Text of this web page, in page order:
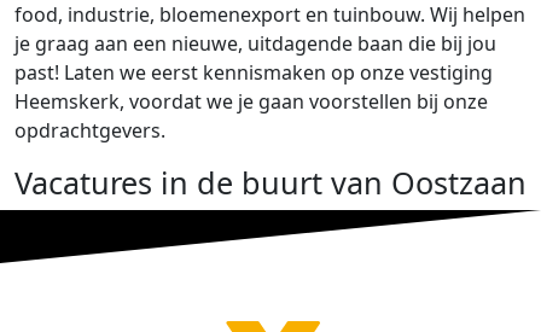
food, industrie, bloemenexport en tuinbouw. Wij helpen
je graag aan een nieuwe, uitdagende baan die bij jou
past! Laten we eerst kennismaken op onze vestiging
Heemskerk, voordat we je gaan voorstellen bij onze
opdrachtgevers.
Vacatures in de buurt van Oostzaan